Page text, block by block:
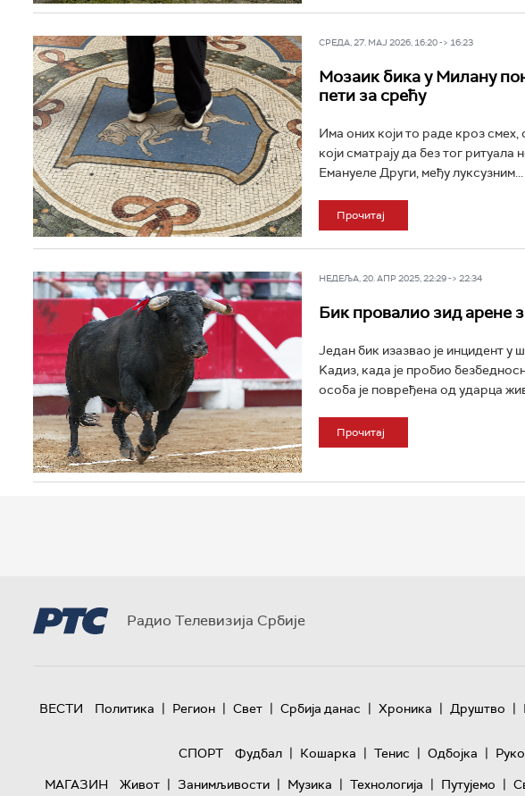
СРЕДА, 27. МАЈ 2026, 16:20 -> 16:23
Мозаик бика у Милану
пети за срећу
Има оних који то раде кроз смех,
који сматрају да без тог
Емануеле Други, међу луксузним...
Прочитај
НЕДЕЉА, 20. АПР 2025, 22:29 -> 22:34
Бик провалио зид арене
Један бик изазвао је инцидент
Kадиз, када је пробио
особа је повређена од ударца
Прочитај
Радио Телевизија Србије
ВЕСТИ Политика | Регион | Свет | Србија данас | Хроника | Друштво |
СПОРТ
Фудбал | Кошарка | Тенис | Одбојка |
МАГАЗИН
Живот | Занимљивости | Музика | Технологијa | Путујемо |